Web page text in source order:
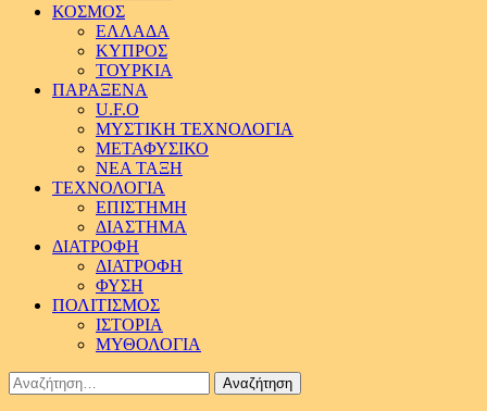
ΚΟΣΜΟΣ
ΕΛΛΑΔΑ
ΚΥΠΡΟΣ
ΤΟΥΡΚΙΑ
ΠΑΡΑΞΕΝΑ
U.F.O
ΜΥΣΤΙΚΗ ΤΕΧΝΟΛΟΓΙΑ
ΜΕΤΑΦΥΣΙΚΟ
ΝΕΑ ΤΑΞΗ
ΤΕΧΝΟΛΟΓΙΑ
ΕΠΙΣΤΗΜΗ
ΔΙΑΣΤΗΜΑ
ΔΙΑΤΡΟΦΗ
ΔΙΑΤΡΟΦΗ
ΦΥΣΗ
ΠΟΛΙΤΙΣΜΟΣ
ΙΣΤΟΡΙΑ
ΜΥΘΟΛΟΓΙΑ
Αναζήτηση
για: